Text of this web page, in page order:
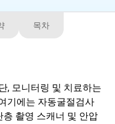
목차
, 모니터링 및 치료하는
기에는 자동굴절검사
층 촬영 스캐너 및 안압